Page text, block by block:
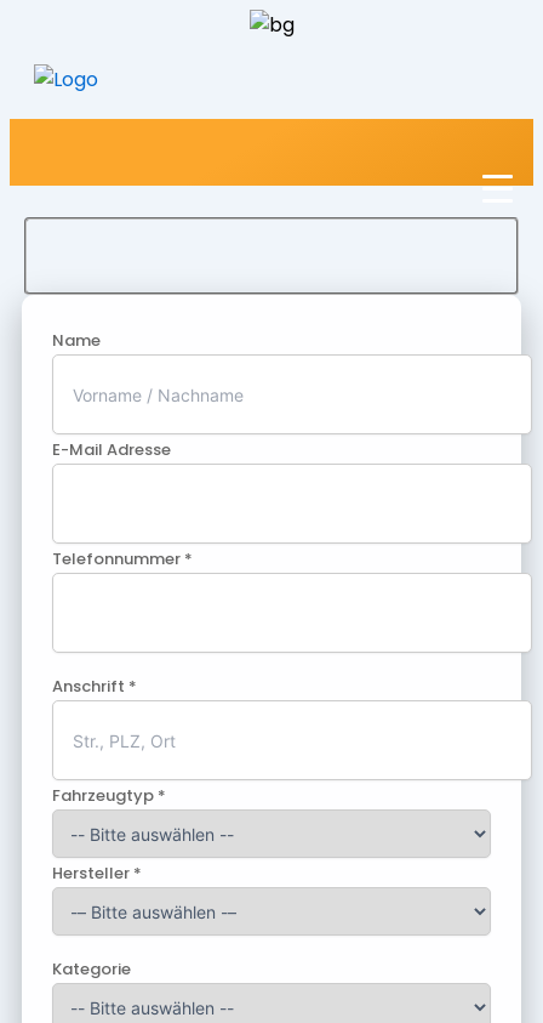
Name
E-Mail Adresse
Telefonnummer *
Anschrift *
Fahrzeugtyp *
Hersteller *
Kategorie